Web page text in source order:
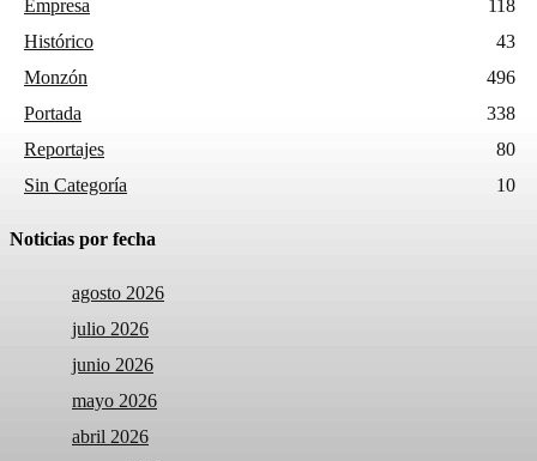
Empresa
118
Histórico
43
Monzón
496
Portada
338
Reportajes
80
Sin Categoría
10
Noticias por fecha
agosto 2026
julio 2026
junio 2026
mayo 2026
abril 2026